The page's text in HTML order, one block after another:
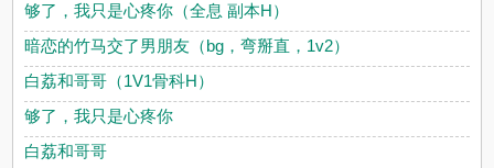
够了，我只是心疼你（全息 副本H）
暗恋的竹马交了男朋友（bg，弯掰直，1v2）
白荔和哥哥（1V1骨科H）
够了，我只是心疼你
白荔和哥哥